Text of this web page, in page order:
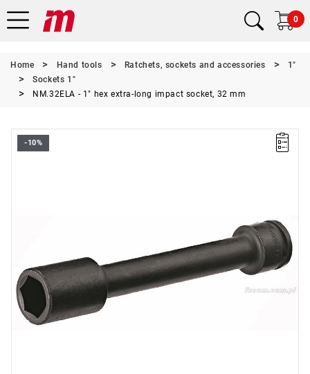
0
Home Hand tools Ratchets, sockets and accessories
1"
Sockets 1"
NM.32ELA - 1" hex extra-long impact socket, 32 mm
-10%